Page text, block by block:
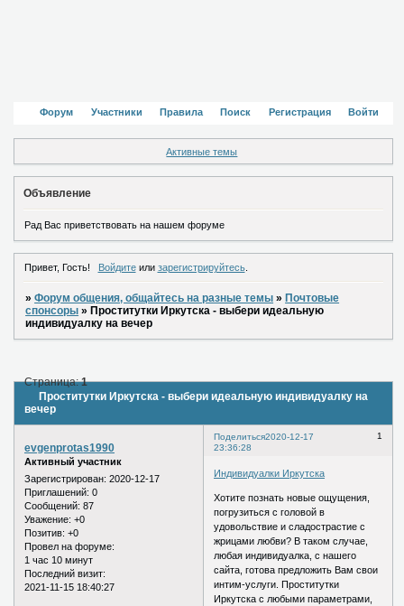
Форум Участники Правила Поиск Регистрация Войти
Активные темы
Объявление
Рад Вас приветствовать на нашем форуме
Привет, Гость! Войдитеили зарегистрируйтесь.
»Форум общения, общайтесь на разные темы »Почтовые
спонсоры »Проститутки Иркутска - выбери идеальную
индивидуалку на вечер
Проститутки Иркутска - выбери идеальную индивидуалку на
вечер
Страница:1
Поделиться 1
2020-12-17
23:36:28
evgenprotas1990
Активный участник
Зарегистрирован: 2020-12-17
Приглашений: 0
Сообщений: 87
Уважение: +0
Позитив: +0
Провел на форуме:
1 час 10 минут
Последний визит:
2021-11-15 18:40:27
Индивидуалки Иркутска
Хотите познать новые ощущения,
погрузиться с головой в
удовольствие и сладострастие с
жрицами любви? В таком случае,
любая индивидуалка, с нашего
сайта, готова предложить Вам свои
интим-услуги. Проститутки
Иркутска с любыми параметрами,